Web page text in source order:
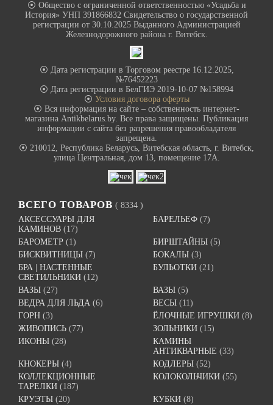
⦿ Общество с ограниченной ответственностью «Усадьба и
История» УНП 391866832 Свидетельство о государственной
регистрации от 30.10.2025 Выданного Администрацией
Железнодорожного района г. Витебск.
⦿ Дата регистрации в Торговом реестре 16.12.2025,
№76452223
⦿ Дата регистрации в БелГИЭ 2019-10-07 №158994
⦿ Условия договора оферты
⦿ Вся информация на сайте – собственность интернет-
магазина Antikbelarus.by. Все права защищены. Публикация
информации с сайта без разрешения правообладателя
запрещена.
⦿ 210012, Республика Беларусь, Витебская область, г. Витебск,
улица Центральная, дом 13, помещение 17А.
ВСЕГО ТОВАРОВ ( 8334 )
АКСЕССУАРЫ ДЛЯ
КАМИНОВ (17)
БАРЕЛЬЕФ (7)
БАРОМЕТР (1) БИРШТАЙНЫ (5)
БИСКВИТНИЦЫ (7) БОКАЛЫ (3)
БРА | НАСТЕННЫЕ
СВЕТИЛЬНИКИ (12)
БУЛЬОТКИ (21)
ВАЗЫ (27) ВАЗЫ (5)
ВЕДРА ДЛЯ ЛЬДА (6) ВЕСЫ (11)
ГОРН (3) ЁЛОЧНЫЕ ИГРУШКИ (8)
ЖИВОПИСЬ (77) ЗОЛЬНИКИ (15)
ИКОНЫ (28)
КАМИНЫ
АНТИКВАРНЫЕ (33)
КНОКЕРЫ (4) КОДЛЕРЫ (52)
КОЛЛЕКЦИОННЫЕ
ТАРЕЛКИ (187)
КОЛОКОЛЬЧИКИ (55)
КРУЭТЫ (20) КУБКИ (8)